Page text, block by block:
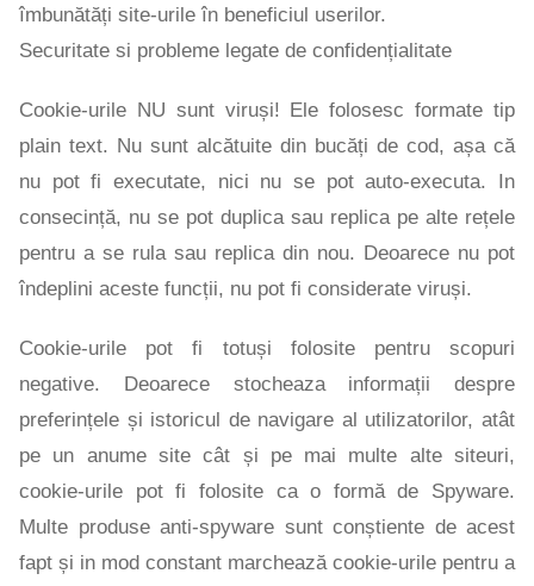
îmbunătăți site-urile în beneficiul userilor.
Securitate si probleme legate de confidențialitate
Cookie-urile NU sunt viruși! Ele folosesc formate tip
plain text. Nu sunt alcătuite din bucăți de cod, așa că
nu pot fi executate, nici nu se pot auto-executa. In
consecință, nu se pot duplica sau replica pe alte rețele
pentru a se rula sau replica din nou. Deoarece nu pot
îndeplini aceste funcții, nu pot fi considerate viruși.
Cookie-urile pot fi totuși folosite pentru scopuri
negative. Deoarece stocheaza informații despre
preferințele și istoricul de navigare al utilizatorilor, atât
pe un anume site cât și pe mai multe alte siteuri,
cookie-urile pot fi folosite ca o formă de Spyware.
Multe produse anti-spyware sunt conștiente de acest
fapt și in mod constant marchează cookie-urile pentru a